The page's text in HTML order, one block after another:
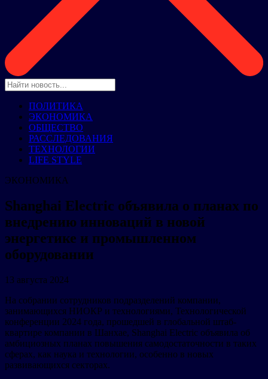
ПОЛИТИКА
ЭКОНОМИКА
ОБЩЕСТВО
РАССЛЕДОВАНИЯ
ТЕХНОЛОГИИ
LIFE STYLE
ЭКОНОМИКА
Shanghai Electric объявила о планах по
внедрению инноваций в новой
энергетике и промышленном
оборудовании
13 августа 2024
На собрании сотрудников подразделений компании,
занимающихся НИОКР и технологиями, Технологической
конференции 2024 года, прошедшей в глобальной штаб-
квартире компании в Шанхае, Shanghai Electric объявила об
амбициозных планах повышения самодостаточности в таких
сферах, как наука и технологии, особенно в новых
развивающихся секторах.